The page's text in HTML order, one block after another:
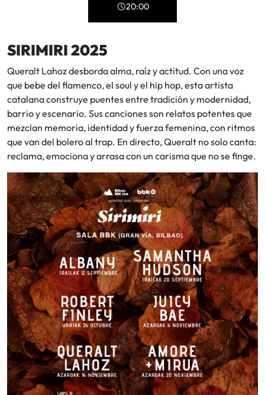
20:00
SIRIMIRI 2025
Queralt Lahoz desborda alma, raíz y actitud. Con una voz
que bebe del flamenco, el soul y el hip hop, esta artista
catalana construye puentes entre tradición y modernidad,
barrio y escenario. Sus canciones son relatos potentes que
mezclan memoria, identidad y fuerza femenina, con ritmos
que van del bolero al trap. En directo, Queralt no solo canta:
reclama, emociona y arrasa con un carisma que no se finge.